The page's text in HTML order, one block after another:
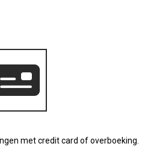
met credit card of overboeking.